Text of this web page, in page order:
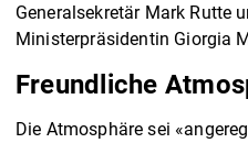
Generalsekretär Mark Rutte
Ministerpräsidentin Giorgia
Freundliche
Die Atmosphäre sei